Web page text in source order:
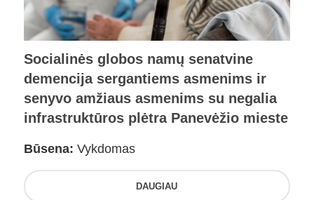
Socialinės globos namų senatvine
demencija sergantiems asmenims ir
senyvo amžiaus asmenims su negalia
infrastruktūros plėtra Panevėžio mieste
Būsena: Vykdomas
DAUGIAU